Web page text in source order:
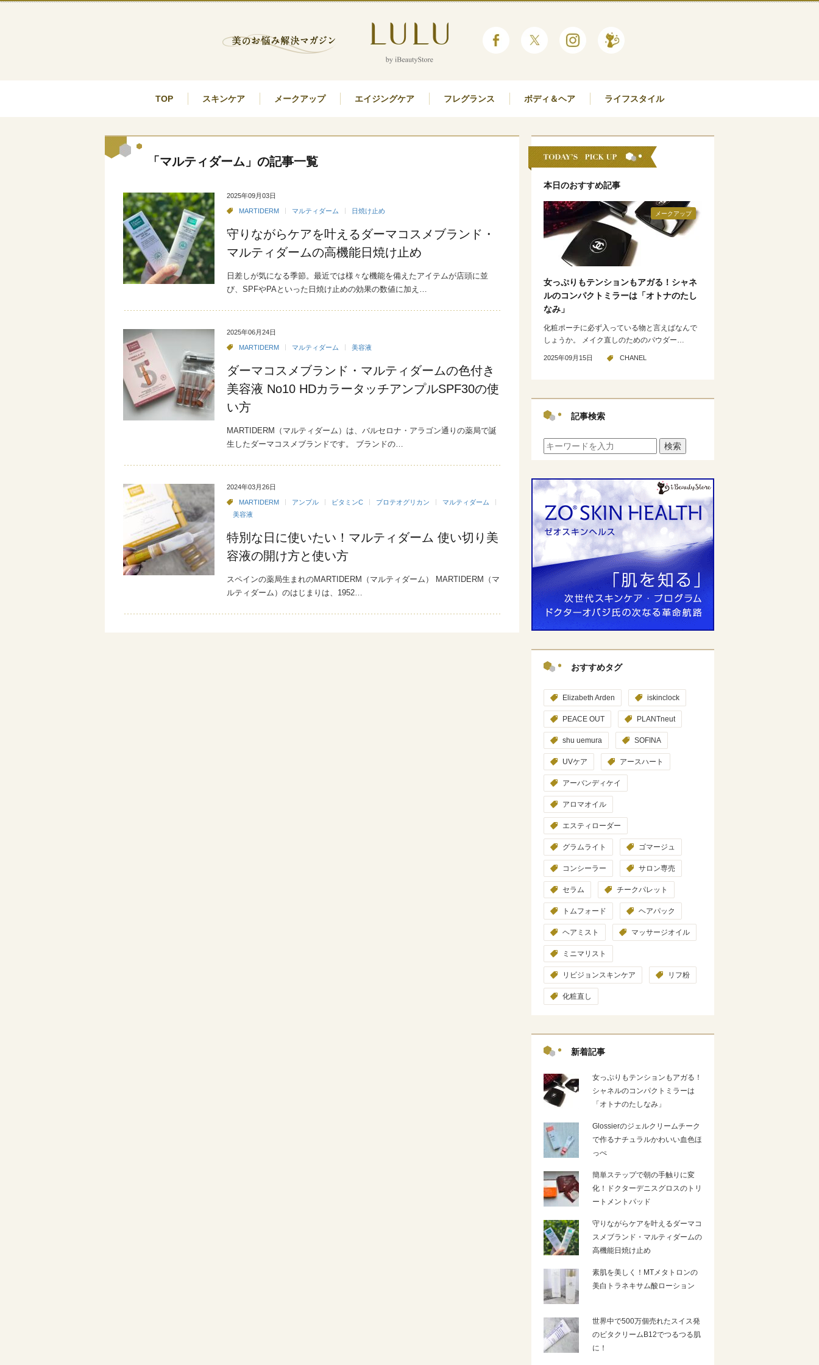
TOP スキンケア メークアップ エイジングケア フレグランス ボディ＆ヘア ライフスタイル
「マルティダーム」の記事一覧
2025年09月03日
MARTIDERM マルティダーム 日焼け止め
守りながらケアを叶えるダーマコスメブランド・
マルティダームの高機能日焼け止め
日差しが気になる季節。最近では様々な機能を備えたアイテムが店頭に並
び、SPFやPAといった日焼け止めの効果の数値に加え…
2025年06月24日
MARTIDERM マルティダーム 美容液
ダーマコスメブランド・マルティダームの色付き
美容液 No10 HDカラータッチアンプルSPF30の使
い方
MARTIDERM（マルティダーム）は、バルセロナ・アラゴン通りの薬局で誕
生したダーマコスメブランドです。 ブランドの…
2024年03月26日
MARTIDERM アンプル ビタミンC プロテオグリカン
マルティダーム
美容液
特別な日に使いたい！マルティダーム 使い切り美
容液の開け方と使い方
スペインの薬局生まれのMARTIDERM（マルティダーム） MARTIDERM（マ
ルティダーム）のはじまりは、1952…
本日のおすすめ記事
メークアップ
女っぷりもテンションもアガる！シャネ
ルのコンパクトミラーは「オトナのたし
なみ」
化粧ポーチに必ず入っている物と言えばなんで
しょうか。 メイク直しのためのパウダー…
2025年09月15日 CHANEL
記事検索
検索
おすすめタグ
Elizabeth Arden iskinclock
PEACE OUT PLANTneut
shu uemura SOFINA
UVケア アースハート
アーバンディケイ
アロマオイル
エスティローダー
グラムライト ゴマージュ
コンシーラー サロン専売
セラム チークパレット
トムフォード ヘアパック
ヘアミスト マッサージオイル
ミニマリスト
リビジョンスキンケア リフ粉
化粧直し
新着記事
女っぷりもテンションもアガる！
シャネルのコンパクトミラーは
「オトナのたしなみ」
Glossierのジェルクリームチーク
で作るナチュラルかわいい血色ほ
っぺ
簡単ステップで朝の手触りに変
化！ドクターデニスグロスのトリ
ートメントパッド
守りながらケアを叶えるダーマコ
スメブランド・マルティダームの
高機能日焼け止め
素肌を美しく！MTメタトロンの
美白トラネキサム酸ローション
世界中で500万個売れたスイス発
のビタクリームB12でつるつる肌
に！